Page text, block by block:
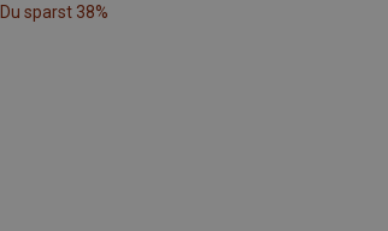
Du sparst 38%